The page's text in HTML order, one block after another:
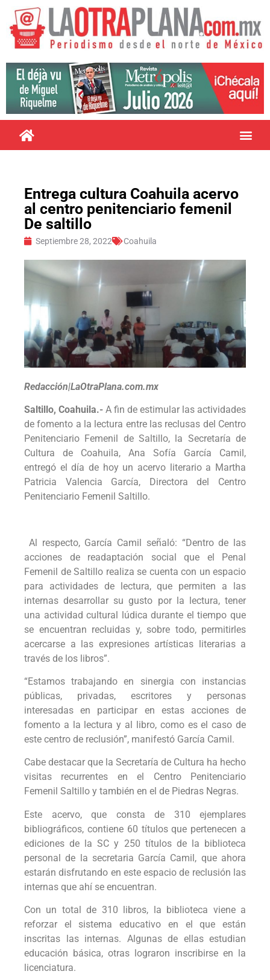
Entrega cultura Coahuila acervo
al centro penitenciario femenil
De saltillo
Septiembre 28, 2022 Coahuila
Redacción|LaOtraPlana.com.mx
Saltillo, Coahuila.- A fin de estimular las actividades
de fomento a la lectura entre las reclusas del Centro
Penitenciario Femenil de Saltillo, la Secretaría de
Cultura de Coahuila, Ana Sofía García Camil,
entregó el día de hoy un acervo literario a Martha
Patricia Valencia García, Directora del Centro
Penitenciario Femenil Saltillo.
Al respecto, García Camil señaló: “Dentro de las
acciones de readaptación social que el Penal
Femenil de Saltillo realiza se cuenta con un espacio
para actividades de lectura, que permiten a las
internas desarrollar su gusto por la lectura, tener
una actividad cultural lúdica durante el tiempo que
se encuentran recluidas y, sobre todo, permitirles
acercarse a las expresiones artísticas literarias a
través de los libros”.
“Estamos trabajando en sinergia con instancias
públicas, privadas, escritores y personas
interesadas en participar en estas acciones de
fomento a la lectura y al libro, como es el caso de
este centro de reclusión”, manifestó García Camil.
Cabe destacar que la Secretaría de Cultura ha hecho
visitas recurrentes en el Centro Penitenciario
Femenil Saltillo y también en el de Piedras Negras.
Este acervo, que consta de 310 ejemplares
bibliográficos, contiene 60 títulos que pertenecen a
ediciones de la SC y 250 títulos de la biblioteca
personal de la secretaria García Camil, que ahora
estarán disfrutando en este espacio de reclusión las
internas que ahí se encuentran.
Con un total de 310 libros, la biblioteca viene a
reforzar el sistema educativo en el que están
inscritas las internas. Algunas de ellas estudian
educación básica, otras lograron inscribirse en la
licenciatura.